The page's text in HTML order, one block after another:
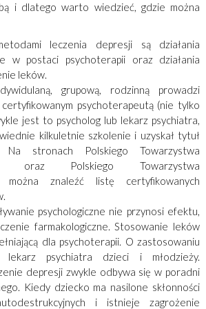
i dlatego warto wiedzieć, gdzie można
leczenia depresji są działania
w postaci psychoterapii oraz działania
leków.
grupową, rodzinną prowadzi
psychoterapeutą (nie tylko
jest to psycholog lub lekarz psychiatra,
kilkuletnie szkolenie i uzyskał tytuł
Na stronach Polskiego Towarzystwa
oraz Polskiego Towarzystwa
można znaleźć listę certyfikowanych
psychologiczne nie przynosi efektu,
farmakologiczne. Stosowanie leków
dla psychoterapii. O zastosowaniu
lekarz psychiatra dzieci i młodzieży.
depresji zwykle odbywa się w poradni
Kiedy dziecko ma nasilone skłonności
i istnieje zagrożenie